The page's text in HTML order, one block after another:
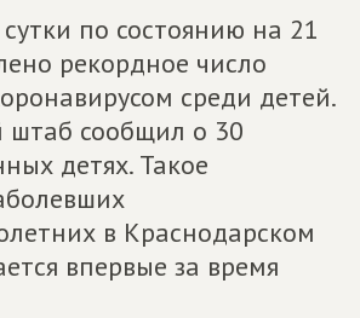
по состоянию на 21
рекордное число
среди детей.
сообщил о 30
детях. Такое
в Краснодарском
впервые за время